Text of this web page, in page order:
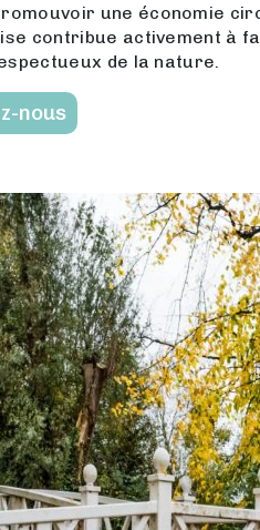
une économie
contribue activement à
de la nature.
nous